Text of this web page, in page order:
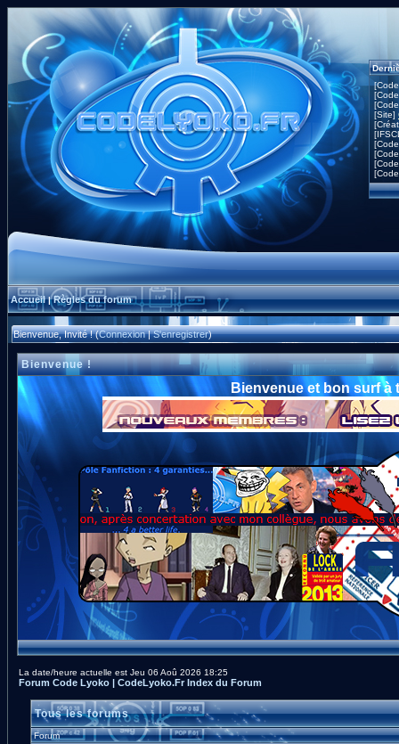
[Site]
Accueil|Règles du forum
Bienvenue, Invité ! (Connexion|S'enregistrer)
Bienvenue !
Bienvenue et bon surf à
La date/heure actuelle est Jeu 06 Aoû 2026 18:25
Forum Code Lyoko | CodeLyoko.Fr Index du Forum
Tous les forums
Forum